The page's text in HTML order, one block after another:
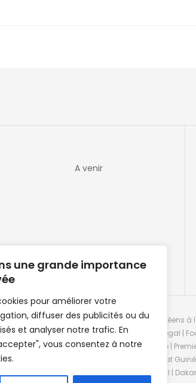
une grande importance
pour améliorer votre
diffuser des publicités ou du
et analyser notre trafic. En
vous consentez à notre
A venir
de football en Guinée | Footballeurs guinéens à
Guinée de football | Mercato | Lions du Sénégal |
| Match en direct | But | Actualité au Guinée |
Guinee | Match Guinee | Championnat
de Guinée | Senegal Equipe | Guinée | Le Senegal |